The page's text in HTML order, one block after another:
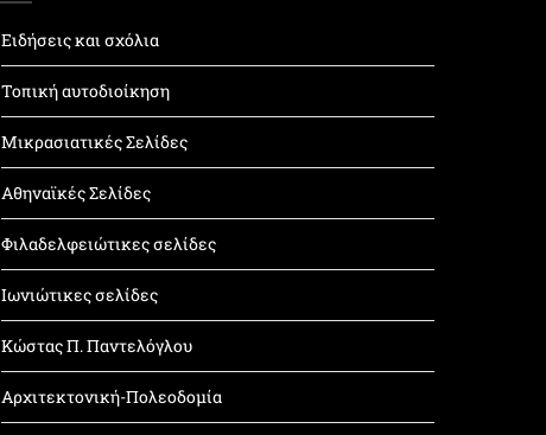
Ειδήσεις και σχόλια
Τοπική αυτοδιοίκηση
Μικρασιατικές Σελίδες
Αθηναϊκές Σελίδες
Φιλαδελφειώτικες σελίδες
Ιωνιώτικες σελίδες
Κώστας Π. Παντελόγλου
Αρχιτεκτονική-Πολεοδομία